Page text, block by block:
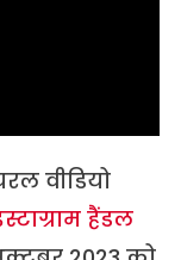
वीडियो
हैंडल